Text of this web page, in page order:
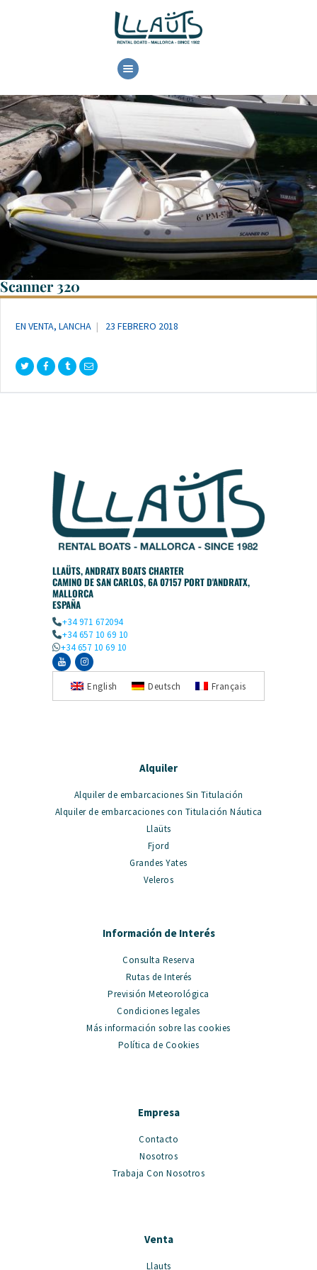
ALQUILER
DISPONIBILIDAD
CONTACTO
Scanner 320
EN VENTA, LANCHA 23 FEBRERO 2018
LLAÜTS, ANDRATX BOATS CHARTER
CAMINO DE SAN CARLOS, 6A 07157 PORT D'ANDRATX,
MALLORCA
ESPAÑA
+34 971 672094
+34 657 10 69 10
+34 657 10 69 10
English Deutsch Français
Alquiler
Alquiler de embarcaciones Sin Titulación
Alquiler de embarcaciones con Titulación Náutica
Llaüts
Fjord
Grandes Yates
Veleros
Información de Interés
Consulta Reserva
Rutas de Interés
Previsión Meteorológica
Condiciones legales
Más información sobre las cookies
Política de Cookies
Empresa
Contacto
Nosotros
Trabaja Con Nosotros
Venta
Llauts